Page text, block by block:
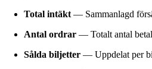
Total intäkt — Sammanlagd
Antal ordrar — Totalt antal
Sålda biljetter — Uppdelat per